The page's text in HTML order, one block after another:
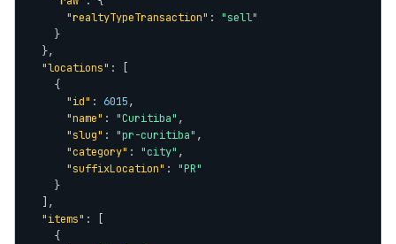
"realtyTypeTransaction" : "sell"
    }
  },
"locations" : [
    {
"id" : 6015,
"name" : "Curitiba" ,
"slug" : "pr-curitiba" ,
"category" : "city" ,
"suffixLocation" : "PR"
    }
  ],
"items" : [
    {